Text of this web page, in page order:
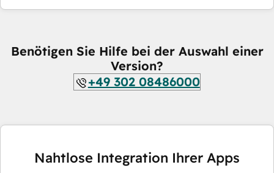
Benötigen Sie Hilfe bei der Auswahl einer
Version?
+49 302 08486000
Nahtlose Integration Ihrer Apps